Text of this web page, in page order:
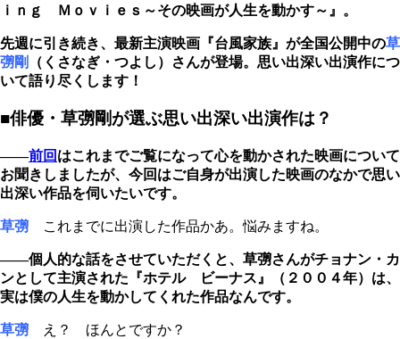
ｉｎｇ Ｍｏｖｉｅｓ～その映画が人生を動かす～』。
先週に引き続き、最新主演映画『台風家族』が全国公開中の草
彅剛
（くさなぎ・つよし）
さんが登場。思い出深い出演作につ
いて語り尽くします！
■俳優・草彅剛が選ぶ思い出深い出演作は？
――前回 はこれまでご覧になって心を動かされた映画について
お聞きしましたが、今回はご自身が出演した映画のなかで思い
出深い作品を伺いたいです。
草彅 これまでに出演した作品かあ。悩みますね。
――個人的な話をさせていただくと、草彅さんがチョナン・カ
ンとして主演された『ホテル ビーナス』（２００４年）は、
実は僕の人生を動かしてくれた作品なんです。
草彅 え？ ほんとですか？